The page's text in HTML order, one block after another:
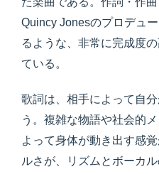
Quincy Jonesのプロデュ
るような、非常に完成度
ている。
歌詞は、相手によって自
う。複雑な物語や社会的
よって身体が動き出す感
ルさが、リズムとボーカ